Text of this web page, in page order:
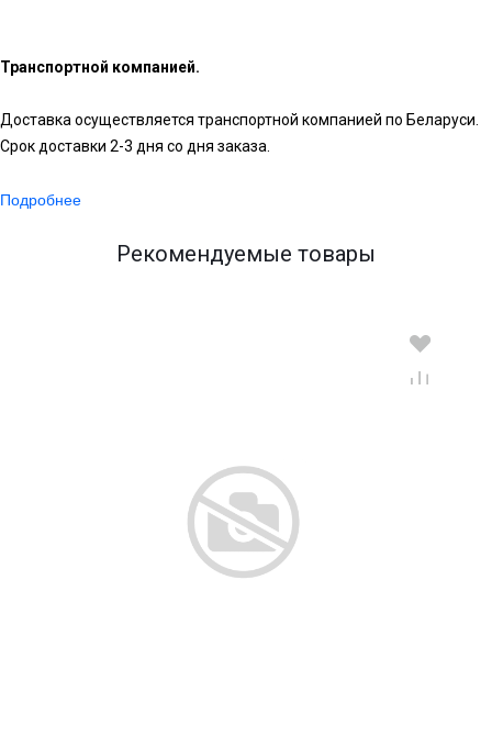
Транспортной компанией.
Доставка осуществляется транспортной компанией по Беларуси.
Срок доставки 2-3 дня со дня заказа.
Подробнее
Рекомендуемые товары